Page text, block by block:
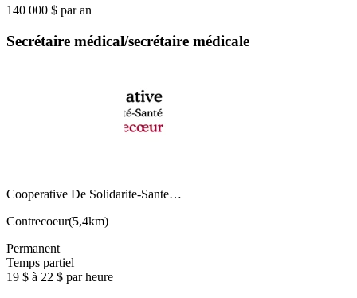
140 000 $ par an
Secrétaire médical/secrétaire médicale
Cooperative De Solidarite-Sante…
Contrecoeur(5,4km)
Permanent
Temps partiel
19 $ à 22 $ par heure